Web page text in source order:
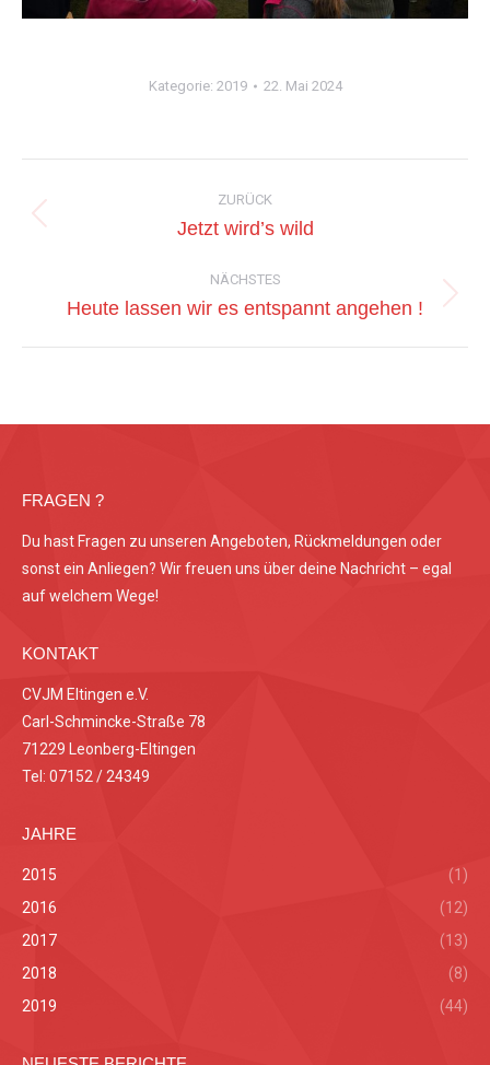
Kategorie: 2019 22. Mai 2024
ZURÜCK
Vorheriger
Jetzt wird’s wild
NÄCHSTES
Nächster
Heute lassen wir es entspannt angehen !
FRAGEN ?
Du hast Fragen zu unseren Angeboten, Rückmeldungen oder
sonst ein Anliegen? Wir freuen uns über deine Nachricht – egal
auf welchem Wege!
KONTAKT
CVJM Eltingen e.V.
Carl-Schmincke-Straße 78
71229 Leonberg-Eltingen
Tel: 07152 / 24349
JAHRE
2015
(1)
2016
(12)
2017
(13)
2018
(8)
2019
(44)